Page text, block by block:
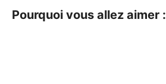
Pourquoi vous allez aimer :